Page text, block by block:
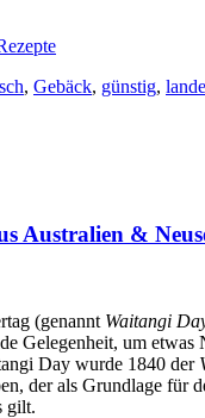
, Gebäck, günstig,
Australien &
(genannt Waitangi
Gelegenheit, um etwas
Day wurde 1840 der
der als Grundlage für
gilt.